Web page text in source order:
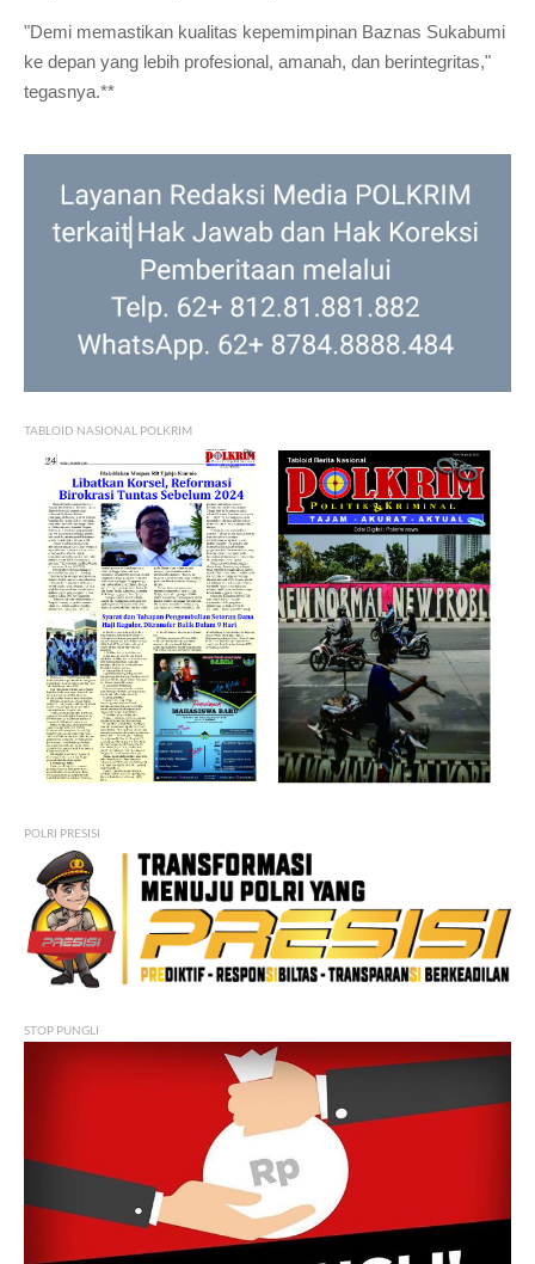
"Demi memastikan kualitas kepemimpinan Baznas Sukabumi
ke depan yang lebih profesional, amanah, dan berintegritas,"
tegasnya.**
TABLOID NASIONAL POLKRIM
POLRI PRESISI
STOP PUNGLI